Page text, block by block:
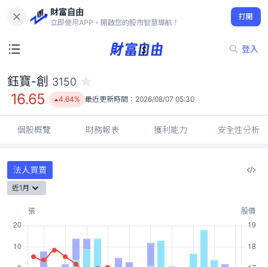
財富自由
立即使用APP，開啟您的股市智慧導航！
打開
登入
16.65
4.64%
鈺寶-創 3150
16.65 4.64% 最近更新時間： 2026/08/07 05:30
個股概覽 財務報表 獲利能力 安全性分析
法人買賣
近1月